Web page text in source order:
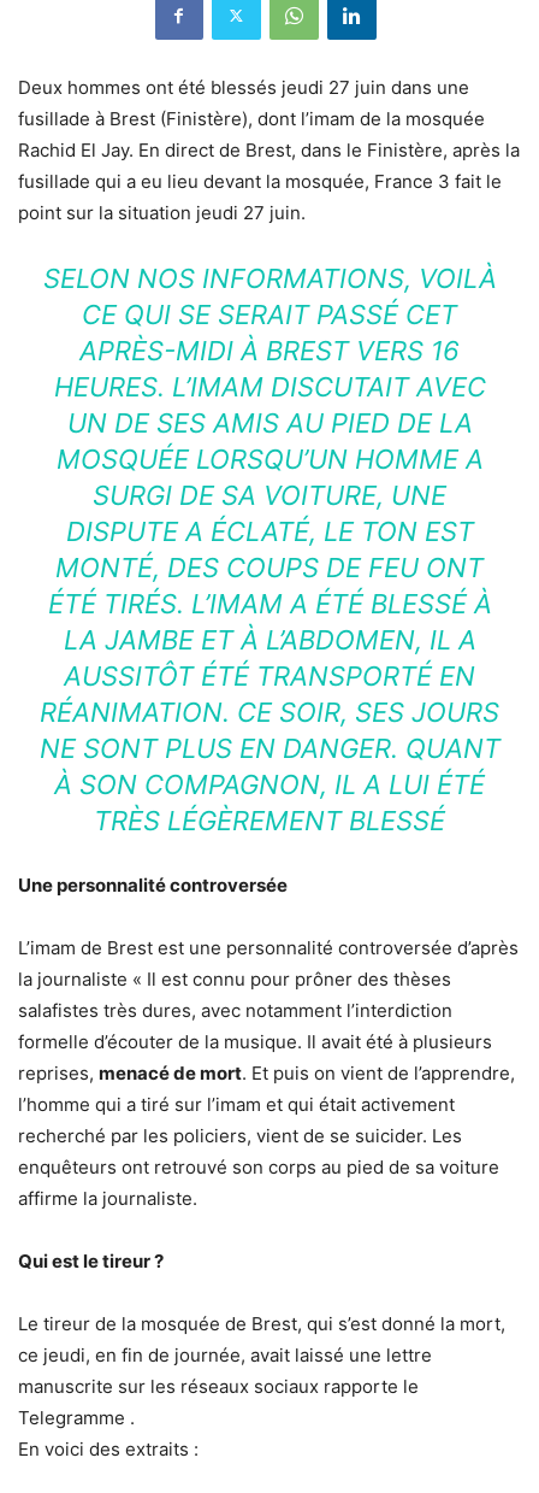
Deux hommes ont été blessés jeudi 27 juin dans une
fusillade à Brest (Finistère), dont l’imam de la mosquée
Rachid El Jay. En direct de Brest, dans le Finistère, après la
fusillade qui a eu lieu devant la mosquée, France 3 fait le
point sur la situation jeudi 27 juin.
SELON NOS INFORMATIONS, VOILÀ
CE QUI SE SERAIT PASSÉ CET
APRÈS-MIDI À BREST VERS 16
HEURES. L’IMAM DISCUTAIT AVEC
UN DE SES AMIS AU PIED DE LA
MOSQUÉE LORSQU’UN HOMME A
SURGI DE SA VOITURE, UNE
DISPUTE A ÉCLATÉ, LE TON EST
MONTÉ, DES COUPS DE FEU ONT
ÉTÉ TIRÉS. L’IMAM A ÉTÉ BLESSÉ À
LA JAMBE ET À L’ABDOMEN, IL A
AUSSITÔT ÉTÉ TRANSPORTÉ EN
RÉANIMATION. CE SOIR, SES JOURS
NE SONT PLUS EN DANGER. QUANT
À SON COMPAGNON, IL A LUI ÉTÉ
TRÈS LÉGÈREMENT BLESSÉ
Une personnalité controversée
L’imam de Brest est une personnalité controversée d’après
la journaliste « Il est connu pour prôner des thèses
salafistes très dures, avec notamment l’interdiction
formelle d’écouter de la musique. Il avait été à plusieurs
reprises, menacé de mort. Et puis on vient de l’apprendre,
l’homme qui a tiré sur l’imam et qui était activement
recherché par les policiers, vient de se suicider. Les
enquêteurs ont retrouvé son corps au pied de sa voiture
affirme la journaliste.
Qui est le tireur ?
Le tireur de la mosquée de Brest, qui s’est donné la mort,
ce jeudi, en fin de journée, avait laissé une lettre
manuscrite sur les réseaux sociaux rapporte le
Telegramme .
En voici des extraits :